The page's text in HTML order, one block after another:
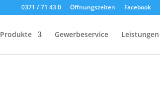
0371 / 71 43 0 Öffnungszeiten Facebook
Produkte Gewerbeservice Leistungen